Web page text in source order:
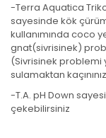
-Terra Aquatica
sayesinde kök
kullanımında coco
gnat(sivrisinek)
(Sivrisinek problemi
sulamaktan
-T.A. pH Down
çekebilirsiniz